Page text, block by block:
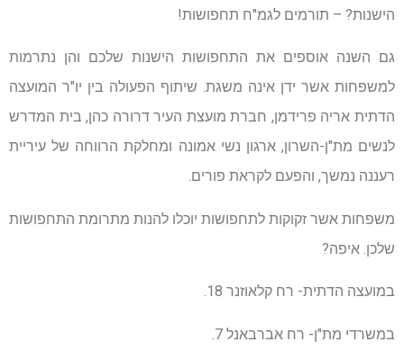
הישנות? – תורמים לגמ"ח תחפושות!
גם השנה אוספים את התחפושות הישנות שלכם והן נתרמות
למשפחות אשר ידן אינה משגת. שיתוף הפעולה בין יו"ר המועצה
הדתית אריה פרידמן, חברת מועצת העיר דרורה כהן, בית המדרש
לנשים מת"ן-השרון, ארגון נשי אמונה ומחלקת הרווחה של עיריית
רעננה נמשך, והפעם לקראת פורים.
משפחות אשר זקוקות לתחפושות יוכלו להנות מתרומת התחפושות
שלכן. איפה?
במועצה הדתית- רח קלאוזנר 18.
במשרדי מת"ן- רח אברבאנל 7.